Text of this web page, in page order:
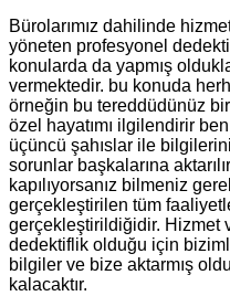
Bürolarımız dahilinde
yöneten profesyonel
konularda da yapmış
vermektedir. bu konuda
örneğin bu tereddüdünüz
özel hayatımı ilgilendirir
üçüncü şahıslar ile
sorunlar başkalarına
kapılıyorsanız bilmeniz
gerçekleştirilen tüm
gerçekleştirildiğidir. Hizmet
dedektiflik olduğu için
bilgiler ve bize aktarmış
kalacaktır.